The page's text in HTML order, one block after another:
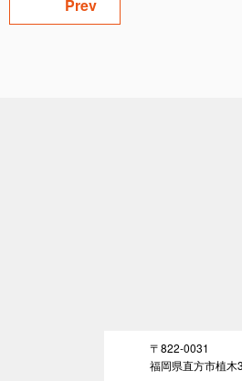
Prev
〒822-0031
福岡県直方市植木